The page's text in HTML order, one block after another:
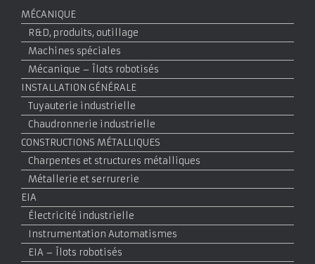
MÉCANIQUE
R&D, produits, outillage
Machines spéciales
Mécanique – Îlots robotisés
INSTALLATION GÉNÉRALE
Tuyauterie industrielle
Chaudronnerie industrielle
CONSTRUCTIONS MÉTALLIQUES
Charpentes et structures métalliques
Métallerie et serrurerie
EIA
Électricité industrielle
Instrumentation Automatismes
EIA – Îlots robotisés